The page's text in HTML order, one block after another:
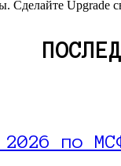
Сделайте Upgrade
по